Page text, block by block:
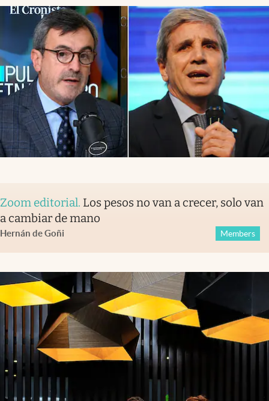
Zoom editorial. Los pesos no van a crecer, solo van
a cambiar de mano
Hernán de Goñi Members